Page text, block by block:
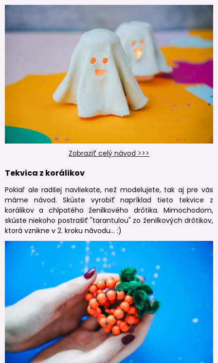
Zobraziť celý návod >>>
Tekvica z korálikov
Pokiaľ ale radšej navliekate, než modelujete, tak aj pre vás
máme návod. Skúste vyrobiť napríklad tieto tekvice z
korálikov a chlpatého ženilkového drôtika. Mimochodom,
skúste niekoho postrašiť "tarantulou" zo ženilkových drôtikov,
ktorá vznikne v 2. kroku návodu... :)